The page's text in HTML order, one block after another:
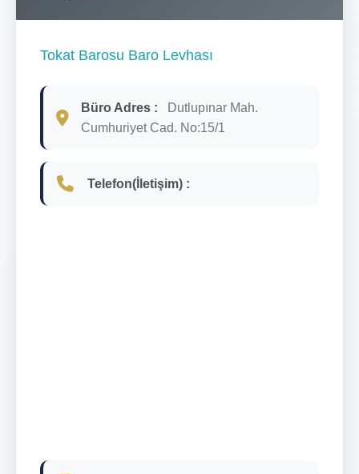
Tokat Barosu Baro Levhası
Büro Adres :
Dutlupınar Mah.
Cumhuriyet Cad. No:15/1
Telefon(İletişim) :